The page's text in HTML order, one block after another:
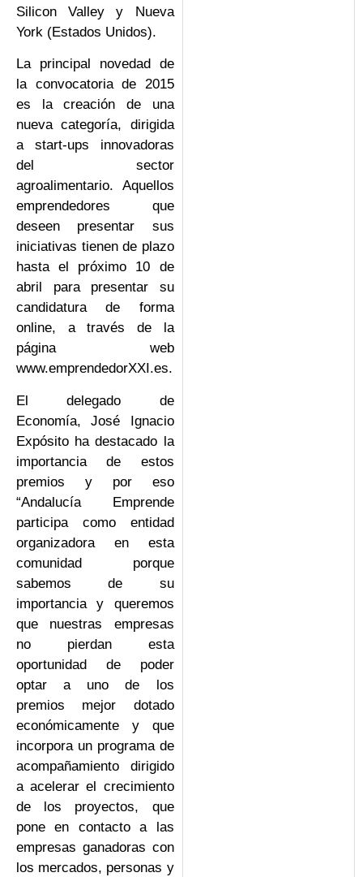
Silicon Valley y Nueva
York (Estados Unidos).
La principal novedad de
la convocatoria de 2015
es la creación de una
nueva categoría, dirigida
a start-ups innovadoras
del sector
agroalimentario. Aquellos
emprendedores que
deseen presentar sus
iniciativas tienen de plazo
hasta el próximo 10 de
abril para presentar su
candidatura de forma
online, a través de la
página web
www.emprendedorXXI.es.
El delegado de
Economía, José Ignacio
Expósito ha destacado la
importancia de estos
premios y por eso
“Andalucía Emprende
participa como entidad
organizadora en esta
comunidad porque
sabemos de su
importancia y queremos
que nuestras empresas
no pierdan esta
oportunidad de poder
optar a uno de los
premios mejor dotado
económicamente y que
incorpora un programa de
acompañamiento dirigido
a acelerar el crecimiento
de los proyectos, que
pone en contacto a las
empresas ganadoras con
los mercados, personas y